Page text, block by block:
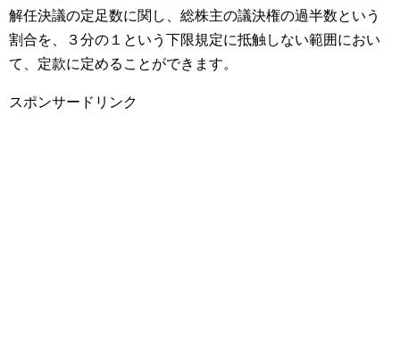
解任決議の定足数に関し、総株主の議決権の過半数という
割合を、３分の１という下限規定に抵触しない範囲におい
て、定款に定めることができます。
スポンサードリンク